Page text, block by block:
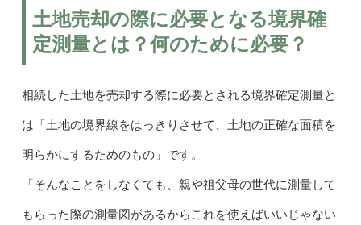
土地売却の際に必要となる境界確
定測量とは？何のために必要？
相続した土地を売却する際に必要とされる境界確定測量と
は「土地の境界線をはっきりさせて、土地の正確な面積を
明らかにするためのもの」です。
「そんなことをしなくても、親や祖父母の世代に測量して
もらった際の測量図があるからこれを使えばいいじゃない